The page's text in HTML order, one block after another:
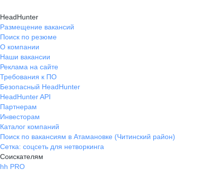
HeadHunter
Размещение вакансий
Поиск по резюме
О компании
Наши вакансии
Реклама на сайте
Требования к ПО
Безопасный HeadHunter
HeadHunter API
Партнерам
Инвесторам
Каталог компаний
Поиск по вакансиям в Атамановке (Читинский район)
Сетка: соцсеть для нетворкинга
Соискателям
hh PRO